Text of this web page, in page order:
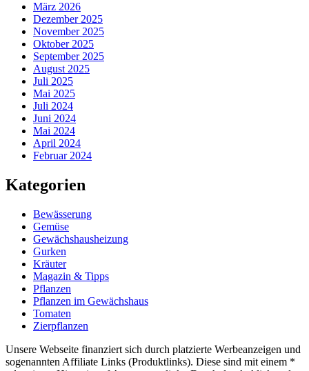
März 2026
Dezember 2025
November 2025
Oktober 2025
September 2025
August 2025
Juli 2025
Mai 2025
Juli 2024
Juni 2024
Mai 2024
April 2024
Februar 2024
Kategorien
Bewässerung
Gemüse
Gewächshausheizung
Gurken
Kräuter
Magazin & Tipps
Pflanzen
Pflanzen im Gewächshaus
Tomaten
Zierpflanzen
Unsere Webseite finanziert sich durch platzierte Werbeanzeigen und
sogenannten Affiliate Links (Produktlinks). Diese sind mit einem *